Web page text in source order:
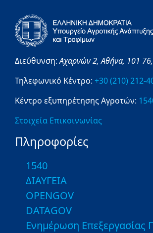
Διεύθυνση:Αχαρνών 2,Αθήνα, 101 76,
Τηλεφωνικό Κέντρο: +30 (210) 212-
Κέντρο εξυπηρέτησης Αγροτών:
Στοιχεία Επικοινωνίας
Πληροφορίες
1540
ΔΙΑΥΓΕΙΑ
OPENGOV
DATAGOV
Ενημέρωση